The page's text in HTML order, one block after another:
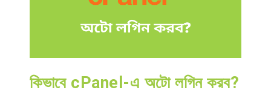
কিভাবে cPanel-এ অটো লগিন করব?